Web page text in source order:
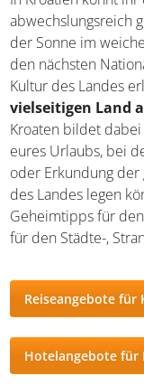
In Kroatien könnt
abwechslungsreich
der Sonne im
in den nächsten
die Kultur des
dem
vielseitigen
der Kroaten bildet
Rahmenbedingung
auf Entspannung
geschichtsträchtigen
könnt. Wir verraten
Kroatienurlaub die